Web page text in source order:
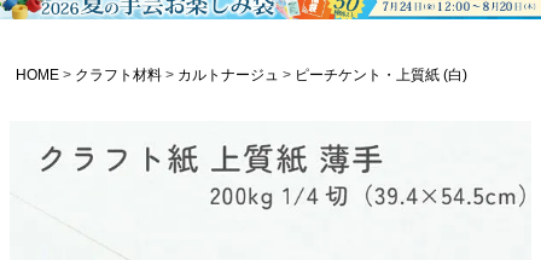
HOME クラフト材料 カルトナージュ ピーチケント・上質紙 (白)